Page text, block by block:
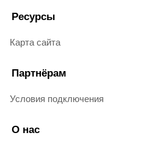
Ресурсы
Карта сайта
Партнёрам
Условия подключения
О нас